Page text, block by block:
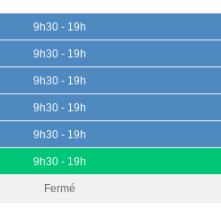
9h30 - 19h
9h30 - 19h
9h30 - 19h
9h30 - 19h
9h30 - 19h
9h30 - 19h
Fermé